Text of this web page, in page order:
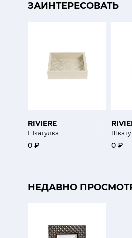
ЗАИНТЕРЕСОВАТЬ
RIVIERE
Шкатулка
0 ₽ 0 ₽
НЕДАВНО